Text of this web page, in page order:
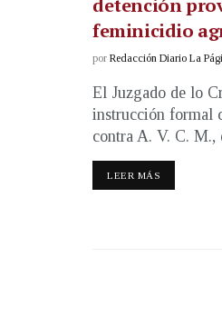
detención
feminicidio
por Redacción Diario La
El Juzgado de lo
instrucción formal
contra A. V. C. M.,
LEER MÁS